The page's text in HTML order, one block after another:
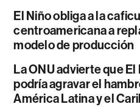
El Niño obliga a la
centroamericana a
modelo de producción
La ONU advierte que El
podría agravar el
América Latina y el